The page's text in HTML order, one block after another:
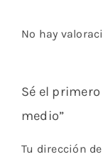
No hay
Sé el
medio”
Tu dirección